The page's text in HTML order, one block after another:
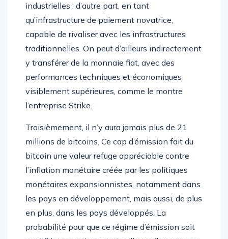
industrielles ; d’autre part, en tant
qu’infrastructure de paiement novatrice,
capable de rivaliser avec les infrastructures
traditionnelles. On peut d’ailleurs indirectement
y transférer de la monnaie fiat, avec des
performances techniques et économiques
visiblement supérieures, comme le montre
l’entreprise Strike.
Troisièmement, il n’y aura jamais plus de 21
millions de bitcoins. Ce cap d’émission fait du
bitcoin une valeur refuge appréciable contre
l’inflation monétaire créée par les politiques
monétaires expansionnistes, notamment dans
les pays en développement, mais aussi, de plus
en plus, dans les pays développés. La
probabilité pour que ce régime d’émission soit